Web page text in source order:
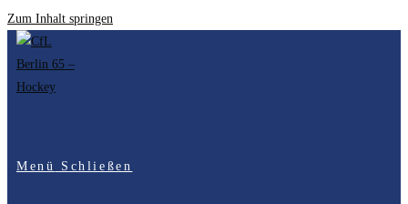
Zum Inhalt springen
Menü Schließen